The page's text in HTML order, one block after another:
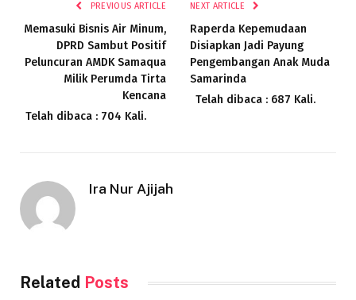
PREVIOUS ARTICLE
Memasuki Bisnis Air Minum,
DPRD Sambut Positif
Peluncuran AMDK Samaqua
Milik Perumda Tirta
Kencana
Telah dibaca : 704 Kali.
NEXT ARTICLE
Raperda Kepemudaan
Disiapkan Jadi Payung
Pengembangan Anak Muda
Samarinda
Telah dibaca : 687 Kali.
Ira Nur Ajijah
Related Posts